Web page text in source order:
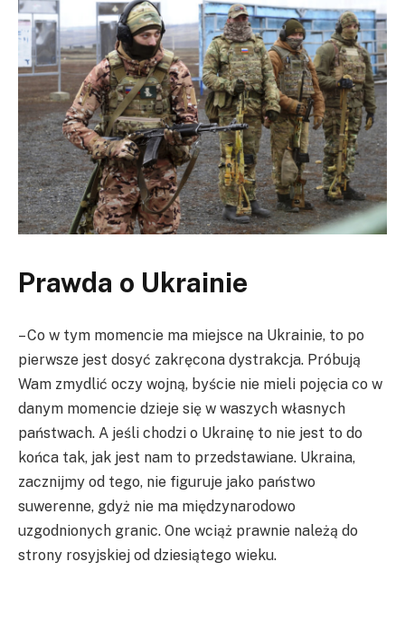
Prawda o Ukrainie
– Co w tym momencie ma miejsce na Ukrainie, to po
pierwsze jest dosyć zakręcona dystrakcja. Próbują
Wam zmydlić oczy wojną, byście nie mieli pojęcia co w
danym momencie dzieje się w waszych własnych
państwach. A jeśli chodzi o Ukrainę to nie jest to do
końca tak, jak jest nam to przedstawiane. Ukraina,
zacznijmy od tego, nie figuruje jako państwo
suwerenne, gdyż nie ma międzynarodowo
uzgodnionych granic. One wciąż prawnie należą do
strony rosyjskiej od dziesiątego wieku.